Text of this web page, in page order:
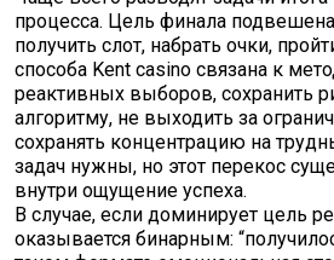
процесса. Цель финала
получить слот, набрать очки,
способа Kent casino связана к
реактивных выборов, сохранить
алгоритму, не выходить за
сохранять концентрацию на
задач нужны, но этот перекос
внутри ощущение успеха.
В случае, если доминирует цель
оказывается бинарным: